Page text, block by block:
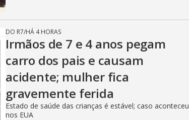
DO R7/HÁ 4 HORAS
Irmãos de 7 e 4 anos pegam
carro dos pais e causam
acidente; mulher fica
gravemente ferida
Estado de saúde das crianças é estável; caso aconteceu
nos EUA